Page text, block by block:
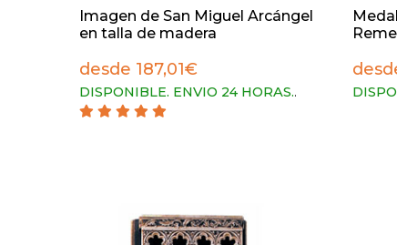
Imagen de San Miguel Arcángel
en talla de madera
desde 187,01€
DISPONIBLE. ENVIO 24 HORAS..